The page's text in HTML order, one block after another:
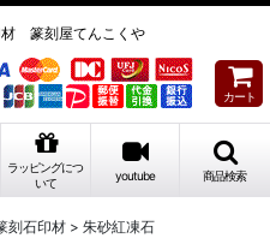
篆刻屋てんこくや
カート
ラッピングにつ
いて
youtube 商品検索
刻石印材 > 朱砂紅凍石